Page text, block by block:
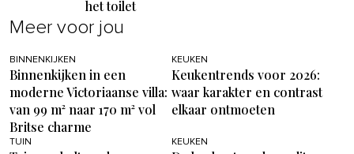
het toilet
Meer voor jou
BINNENKIJKEN
Binnenkijken in een
moderne Victoriaanse villa:
van 99 m² naar 170 m² vol
Britse charme
KEUKEN
Keukentrends voor 2026:
waar karakter en contrast
elkaar ontmoeten
TUIN KEUKEN